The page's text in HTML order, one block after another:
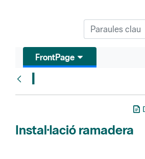
FrontPage
I
Instal·lació ramadera